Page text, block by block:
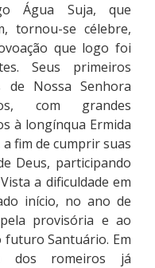
Água Suja, que
tornou-se célebre,
que logo foi
Seus primeiros
de Nossa Senhora
com grandes
à longínqua Ermida
fim de cumprir suas
Deus, participando
a dificuldade em
início, no ano de
provisória e ao
Santuário. Em
dos romeiros já